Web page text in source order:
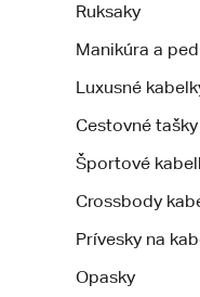
Ruksaky
Manikúra a
Luxusné
Cestovné tašky
Športové
Crossbody
Prívesky na
Opasky